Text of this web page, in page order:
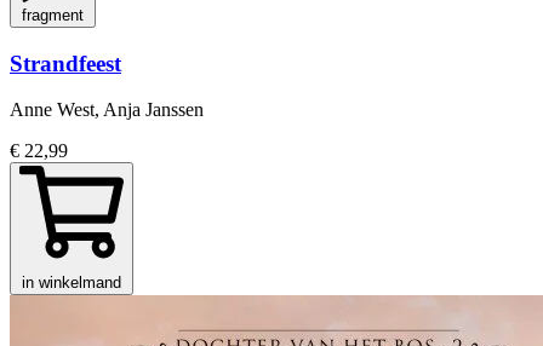
fragment
Strandfeest
Anne West, Anja Janssen
€ 22,99
in winkelmand